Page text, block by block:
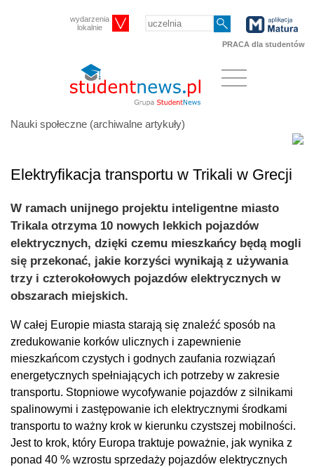
wydarzenia
lokalnie
PRACA dla studentów
Nauki społeczne (archiwalne artykuły)
Elektryfikacja transportu w Trikali w Grecji
W ramach unijnego projektu inteligentne miasto
Trikala otrzyma 10 nowych lekkich pojazdów
elektrycznych, dzięki czemu mieszkańcy będą mogli
się przekonać, jakie korzyści wynikają z używania
trzy i czterokołowych pojazdów elektrycznych w
obszarach miejskich.
W całej Europie miasta starają się znaleźć sposób na
zredukowanie korków ulicznych i zapewnienie
mieszkańcom czystych i godnych zaufania rozwiązań
energetycznych spełniających ich potrzeby w zakresie
transportu. Stopniowe wycofywanie pojazdów z silnikami
spalinowymi i zastępowanie ich elektrycznymi środkami
transportu to ważny krok w kierunku czystszej mobilności.
Jest to krok, który Europa traktuje poważnie, jak wynika z
ponad 40 % wzrostu sprzedaży pojazdów elektrycznych